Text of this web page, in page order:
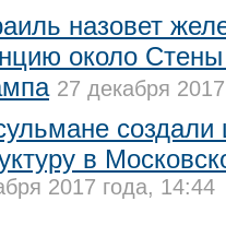
назовет
около
27 декабря
создали
в
2017 года, 14:44